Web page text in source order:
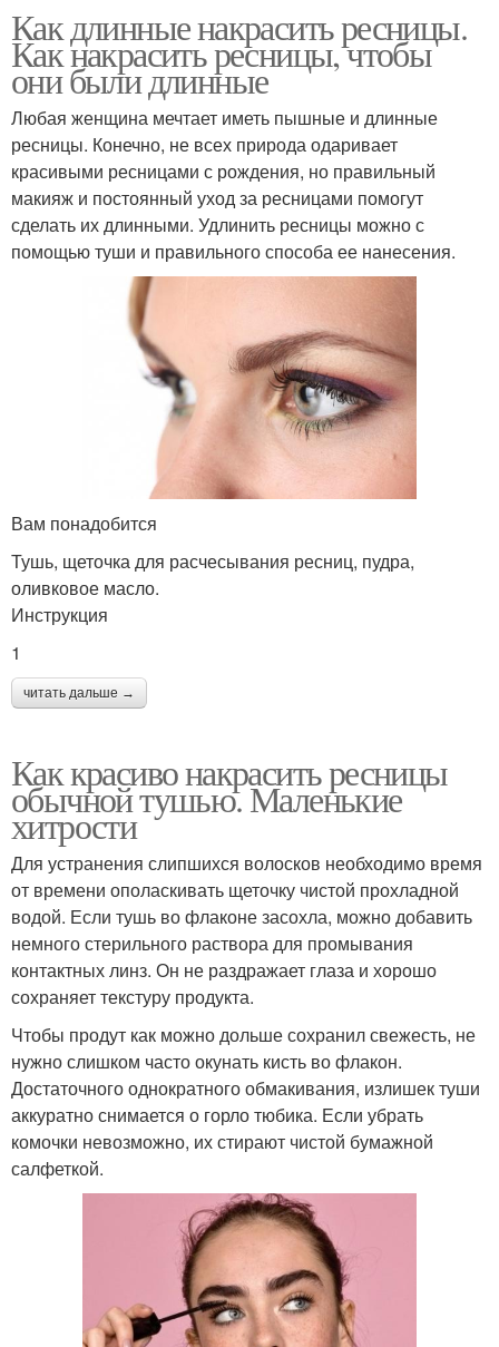
Как длинные накрасить ресницы.
Как накрасить ресницы, чтобы
они были длинные
Любая женщина мечтает иметь пышные и длинные
ресницы. Конечно, не всех природа одаривает
красивыми ресницами с рождения, но правильный
макияж и постоянный уход за ресницами помогут
сделать их длинными. Удлинить ресницы можно с
помощью туши и правильного способа ее нанесения.
Вам понадобится
Тушь, щеточка для расчесывания ресниц, пудра,
оливковое масло.
Инструкция
1
читать дальше →
Как красиво накрасить ресницы
обычной тушью. Маленькие
хитрости
Для устранения слипшихся волосков необходимо время
от времени ополаскивать щеточку чистой прохладной
водой. Если тушь во флаконе засохла, можно добавить
немного стерильного раствора для промывания
контактных линз. Он не раздражает глаза и хорошо
сохраняет текстуру продукта.
Чтобы продут как можно дольше сохранил свежесть, не
нужно слишком часто окунать кисть во флакон.
Достаточного однократного обмакивания, излишек туши
аккуратно снимается о горло тюбика. Если убрать
комочки невозможно, их стирают чистой бумажной
салфеткой.